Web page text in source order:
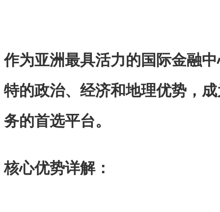
作为亚洲最具活力的国际金融
特的政治、经济和地理优势，
务的首选平台。
核心优势详解：